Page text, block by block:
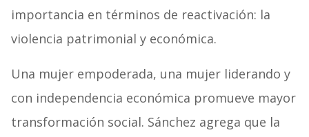
importancia en términos de reactivación: la
violencia patrimonial y económica.
Una mujer empoderada, una mujer liderando y
con independencia económica promueve mayor
transformación social. Sánchez agrega que la